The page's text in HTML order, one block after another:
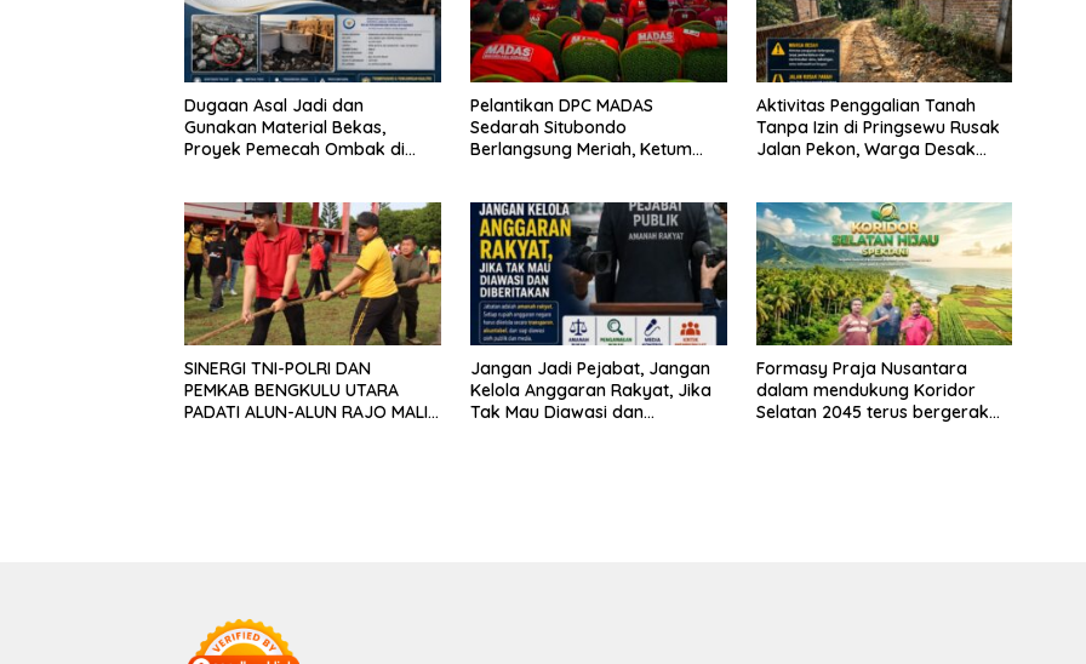
Dugaan Asal Jadi dan
Gunakan Material Bekas,
Proyek Pemecah Ombak di
Pelantikan DPC MADAS
Sedarah Situbondo
Berlangsung Meriah, Ketum
Masyarakat
Aktivitas Penggalian Tanah
Tanpa Izin di Pringsewu Rusak
Jalan Pekon, Warga Desak
SINERGI TNI-POLRI DAN
PEMKAB BENGKULU UTARA
PADATI ALUN-ALUN RAJO MALIN
Jangan Jadi Pejabat, Jangan
Kelola Anggaran Rakyat, Jika
Tak Mau Diawasi dan
Formasy Praja Nusantara
dalam mendukung Koridor
Selatan 2045 terus bergerak